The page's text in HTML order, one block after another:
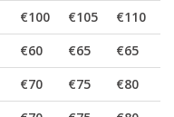
€100 €105 €110
€60 €65 €65
€70 €75 €80